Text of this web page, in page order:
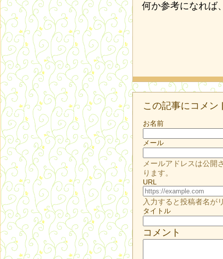
何か参考になれば
この記事にコメン
お名前
メール
メールアドレスは公開
ります。
URL
入力すると投稿者名が
タイトル
コメント